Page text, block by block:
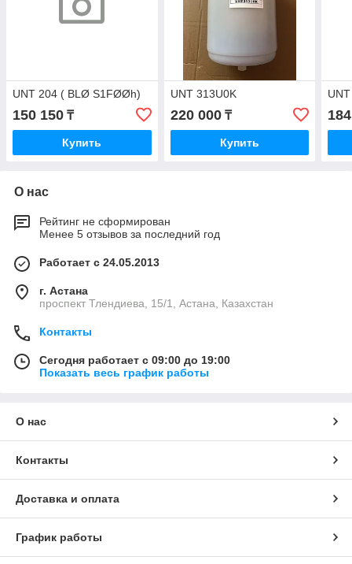
UNT 204 ( BLØ S1FØØh)
150 150 ₸
Купить
UNT 313U0K
220 000₸
Купить
О нас
Рейтинг не сформирован
Менее 5 отзывов за последний год
Работает с 24.05.2013
г. Астана
проспект Тлендиева, 15/1, Астана, Казахстан
Контакты
Сегодня работает с 09:00 до 19:00
Показать весь график работы
О нас
Контакты
Доставка и оплата
График работы